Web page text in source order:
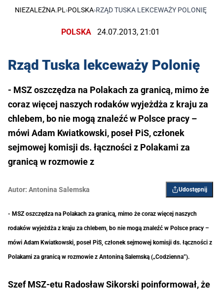
NIEZALEŻNA.PL ›POLSKA›​RZĄD TUSKA LEKCEWAŻY POLONIĘ
POLSKA 24.07.2013, 21:01
​Rząd Tuska lekceważy Polonię
- MSZ oszczędza na Polakach za granicą, mimo że
coraz więcej naszych rodaków wyjeżdża z kraju za
chlebem, bo nie mogą znaleźć w Polsce pracy –
mówi Adam Kwiatkowski, poseł PiS, członek
sejmowej komisji ds. łączności z Polakami za
granicą w rozmowie z
Autor: Antonina Salemska Udostępnij
- MSZ oszczędza na Polakach za granicą, mimo że coraz więcej naszych
rodaków wyjeżdża z kraju za chlebem, bo nie mogą znaleźć w Polsce pracy –
mówi Adam Kwiatkowski, poseł PiS, członek sejmowej komisji ds. łączności z
Polakami za granicą w rozmowie z Antoniną Salemską („Codzienna”).
Szef MSZ-etu Radosław Sikorski poinformował, że